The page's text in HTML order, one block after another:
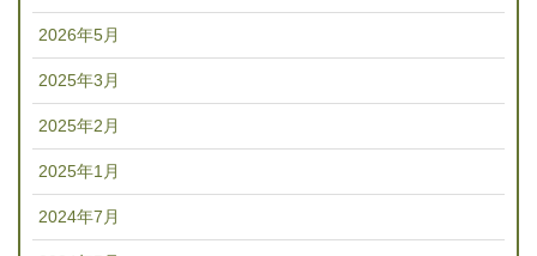
2026年5月
2025年3月
2025年2月
2025年1月
2024年7月